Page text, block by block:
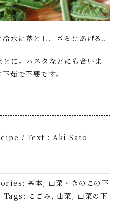
水に落とし、ざるにあげる。
に。パスタなどにも合いま
茹で不要です。
/ Text : Aki Sato
基本, 山菜・きのこの下
Tags: こごみ, 山菜, 山菜の下